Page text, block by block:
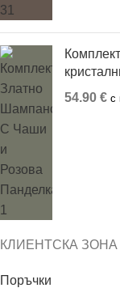
54.90 € с
КЛИЕНТСКА ЗОНА
Поръчки